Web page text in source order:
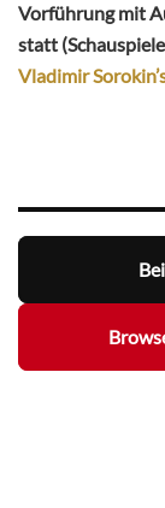
Vorführung mit
statt
Vladimir